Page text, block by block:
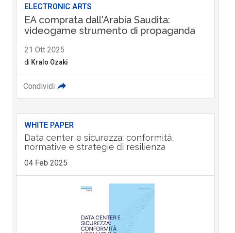
ELECTRONIC ARTS
EA comprata dall'Arabia Saudita:
videogame strumento di propaganda
21 Ott 2025
di Kralo Ozaki
Condividi
WHITE PAPER
Data center e sicurezza: conformità,
normative e strategie di resilienza
04 Feb 2025